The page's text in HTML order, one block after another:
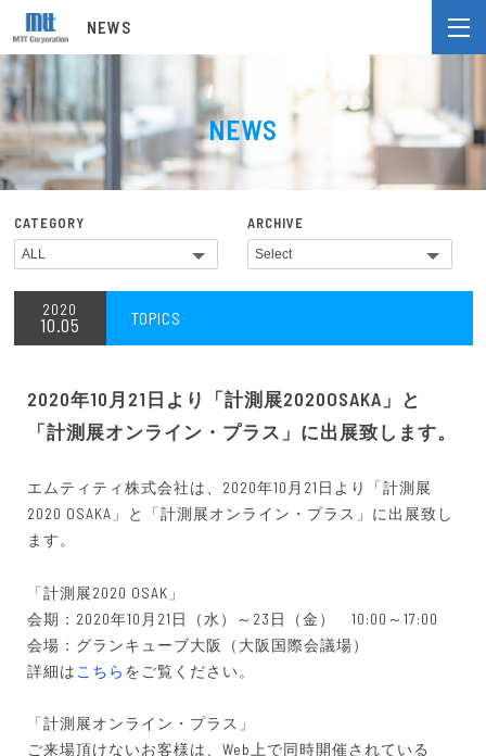
NEWS
NEWS
CATEGORY ARCHIVE
2020
10.05 TOPICS
2020年10月21日より「計測展2020OSAKA」と
「計測展オンライン・プラス」に出展致します。
エムティティ株式会社は、2020年10月21日より「計測展
2020 OSAKA」と「計測展オンライン・プラス」に出展致し
ます。
「計測展2020 OSAK」
会期：2020年10月21日（水）～23日（金） 10:00～17:00
会場：グランキューブ大阪（大阪国際会議場）
詳細は こちら をご覧ください。
「計測展オンライン・プラス」
ご来場頂けないお客様は、Web上で同時開催されている